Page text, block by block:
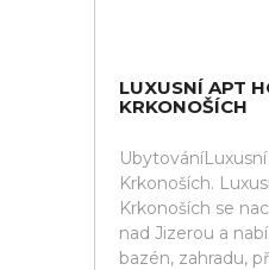
LUXUSNÍ APT
KRKONOŠÍCH
Krkonoších.
Krkonoších se
nad Jizerou a
bazén, zahradu,